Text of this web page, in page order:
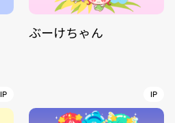
ぶーけちゃん
IP IP